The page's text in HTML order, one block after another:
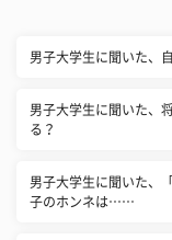
男子大学生に聞いた、
男子大学生に聞いた、
る？
男子大学生に聞いた、
子のホンネは……